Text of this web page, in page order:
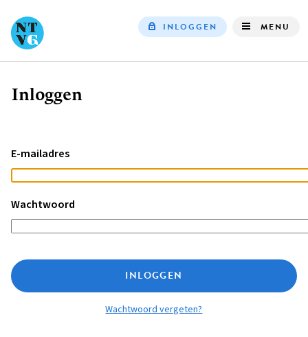
INLOGGEN MENU
Kruimelpad
Inloggen
E-mailadres
Wachtwoord
INLOGGEN
Wachtwoord vergeten?